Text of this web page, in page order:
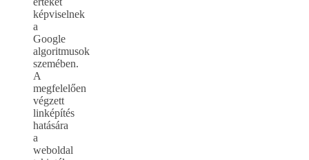
képviselnek
a
Google
algoritmusok
szemében.
A
megfelelően
végzett
linképítés
hatására
a
weboldal